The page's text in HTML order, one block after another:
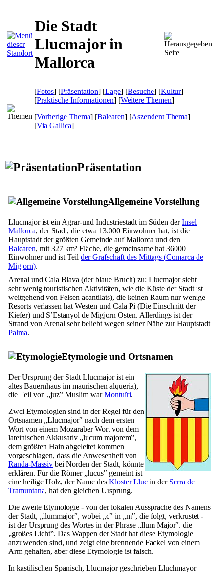
Die Stadt
Llucmajor in
Mallorca
[Fotos] [Präsentation] [Lage] [Besuche] [Kultur]
[Praktische Informationen] [Weitere Themen]
[Vorherige Thema] [Balearen] [Aszendent Thema]
[Via Gallica]
Präsentation
Allgemeine Vorstellung
Llucmajorist ein Agrar-und Industriestadt im Süden derInsel
Mallorca, der Stadt, die etwa 13.000 Einwohner hat, ist die
Hauptstadt der größten Gemeinde auf Mallorca und den
Balearen, mit 327 km² Fläche, die gemeinsame hat 36000
Einwohner und ist Teil der Grafschaft des Mittags (Comarca de
Migjorn).
Arenal und Cala Blava (der blaue Bruch) zu: Llucmajorsieht
sehr wenig touristischen Aktivitäten, wie die Küste der Stadt ist
weitgehend von Felsen acantilats), die keinen Raum nur wenige
Resorts verlassen hat Westen und Cala Pi (Die Einschnitt der
Kiefer) und S’Estanyol de Migjorn Osten. Allerdings ist der
Strand von Arenal sehr beliebt wegen seiner Nähe zur Hauptstadt
Palma.
Etymologie und Ortsnamen
Der Ursprung der Stadt Llucmajorist ein
altes Bauernhaus im maurischen alqueria),
die Teil von „juz‟ Muslim warMontuïri.
Zwei Etymologien sind in der Regel für den
Ortsnamen „Llucmajor‟ nach dem ersten
Wort von einem Mozaraber Wort von dem
lateinischen Akkusativ „lucum majorem‟,
dem größten Hain abgeleitet kommen
vorgeschlagen, dass die Anwesenheit von
Randa-Massiv bei Norden der Stadt, könnte
erklären. Für die Römer „lucus‟ gemeint ist
eine heilige Holz, der Name des KlosterLluc in der Serra de
Tramuntana, hat den gleichen Ursprung.
Die zweite Etymologie - von der lokalen Aussprache des Namens
der Stadt, „llummajor‟, wobei „c‟ in „m‟, die folgt, verkrustet -
ist der Ursprung des Wortes in der Phrase „llum Major‟, die
„großes Licht‟. Das Wappen der Stadt hat diese Etymologie
anzuwenden sind, und zeigt eine brennende Fackel von einem
Arm gehalten, aber diese Etymologie ist falsch.
In kastilischen Spanisch, Llucmajorgeschrieben Lluchmayor.